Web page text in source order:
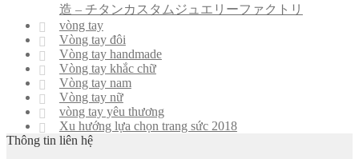
造 – チタンカスタムジュエリーファクトリ
vòng tay
Vòng tay đôi
Vòng tay handmade
Vòng tay khắc chữ
Vòng tay nam
Vòng tay nữ
vòng tay yêu thương
Xu hướng lựa chọn trang sức 2018
Thông tin liên hệ